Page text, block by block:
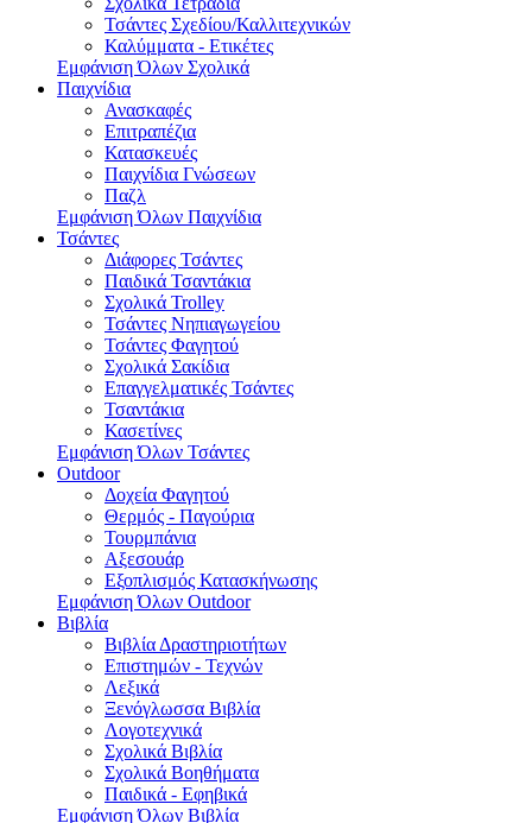
Τσάντες Σχεδίου/Καλλιτεχνικών
Καλύμματα - Ετικέτες
Εμφάνιση Όλων Σχολικά
Παιχνίδια
Ανασκαφές
Επιτραπέζια
Κατασκευές
Παιχνίδια Γνώσεων
Παζλ
Εμφάνιση Όλων Παιχνίδια
Τσάντες
Διάφορες Τσάντες
Παιδικά Τσαντάκια
Σχολικά Trolley
Τσάντες Νηπιαγωγείου
Τσάντες Φαγητού
Σχολικά Σακίδια
Επαγγελματικές Τσάντες
Τσαντάκια
Κασετίνες
Εμφάνιση Όλων Τσάντες
Outdoor
Δοχεία Φαγητού
Θερμός - Παγούρια
Τουρμπάνια
Αξεσουάρ
Εξοπλισμός Κατασκήνωσης
Εμφάνιση Όλων Outdoor
Βιβλία
Βιβλία Δραστηριοτήτων
Επιστημών - Τεχνών
Λεξικά
Ξενόγλωσσα Βιβλία
Λογοτεχνικά
Σχολικά Βιβλία
Σχολικά Βοηθήματα
Παιδικά - Εφηβικά
Εμφάνιση Όλων Βιβλία